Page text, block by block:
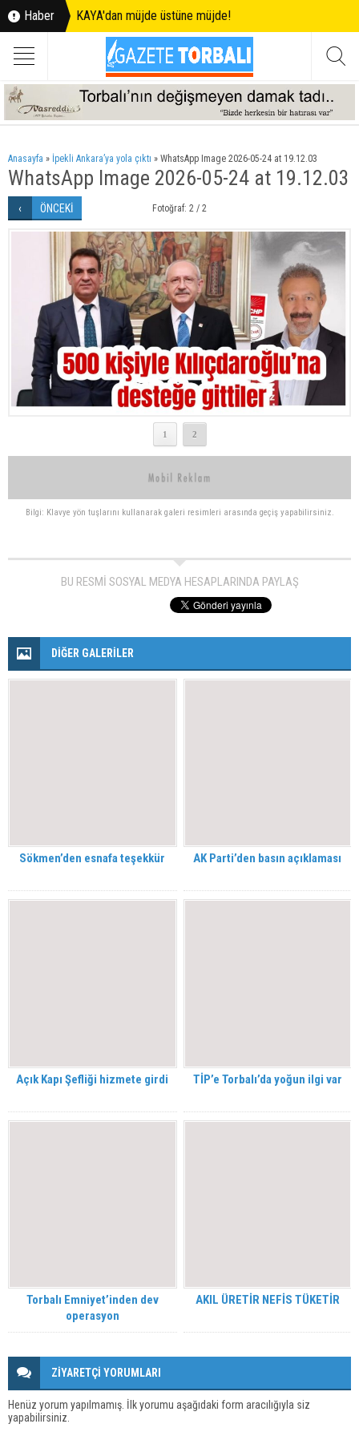
Haber KAYA'dan müjde üstüne müjde!
Anasayfa » İpekli Ankara’ya yola çıktı » WhatsApp Image 2026-05-24 at 19.12.03
WhatsApp Image 2026-05-24 at 19.12.03
ÖNCEKİ Fotoğraf: 2 / 2
1 2
Bilgi: Klavye yön tuşlarını kullanarak galeri resimleri arasında geçiş yapabilirsiniz.
BU RESMİ SOSYAL MEDYA HESAPLARINDA PAYLAŞ
DİĞER GALERİLER
Sökmen’den esnafa teşekkür AK Parti’den basın açıklaması
Açık Kapı Şefliği hizmete girdi TİP’e Torbalı’da yoğun ilgi var
Torbalı Emniyet’inden dev
operasyon
AKIL ÜRETİR NEFİS TÜKETİR
ZİYARETÇİ YORUMLARI
Henüz yorum yapılmamış. İlk yorumu aşağıdaki form aracılığıyla siz
yapabilirsiniz.